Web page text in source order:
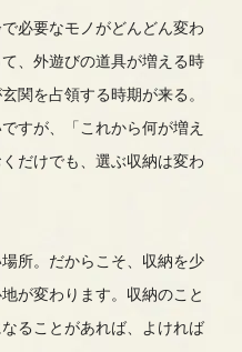
必要なモノがどんどん変わ
、外遊びの道具が増える時
関を占領する時期が来る。
すが、「これから何が増え
だけでも、選ぶ収納は変わ
所。だからこそ、収納を少
が変わります。収納のこと
ることがあれば、よければ